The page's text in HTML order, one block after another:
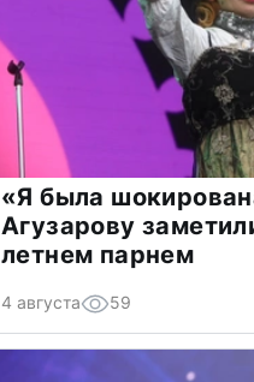
«Я была
Агузарову
летнем парнем
4 августа 59